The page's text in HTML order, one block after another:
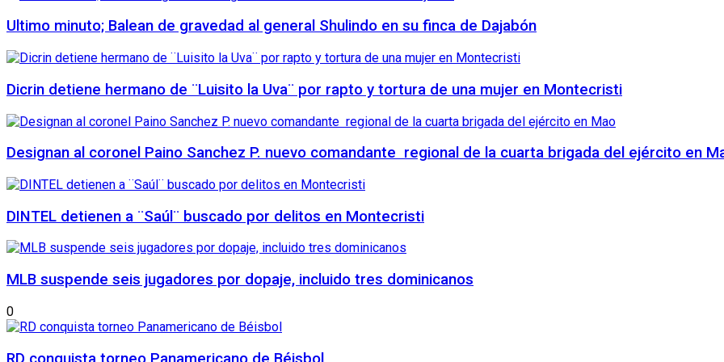
Ultimo minuto; Balean de gravedad al general Shulindo en su finca de Dajabón
Dicrin detiene hermano de ¨Luisito la Uva¨ por rapto y tortura de una mujer en Montecristi
Designan al coronel Paino Sanchez P. nuevo comandante regional de la cuarta brigada del ejército en
DINTEL detienen a ¨Saúl¨ buscado por delitos en Montecristi
MLB suspende seis jugadores por dopaje, incluido tres dominicanos
0
RD conquista torneo Panamericano de Béisbol